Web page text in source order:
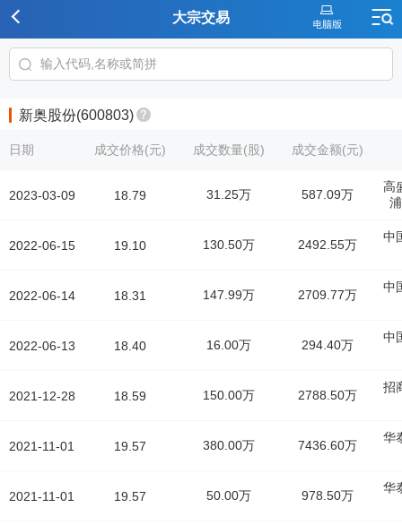
大宗交易
新奥股份(600803)
日期
2023-03-09
2022-06-15
2022-06-14
2022-06-13
2021-12-28
2021-11-01
2021-11-01
成交价格(元) 成交数量(股) 成交金额(元)
18.79 31.25万 587.09万
高
19.10 130.50万 2492.55万
中
18.31 147.99万 2709.77万
中
18.40 16.00万 294.40万
中
18.59 150.00万 2788.50万
招
19.57 380.00万 7436.60万
华
19.57 50.00万 978.50万
华